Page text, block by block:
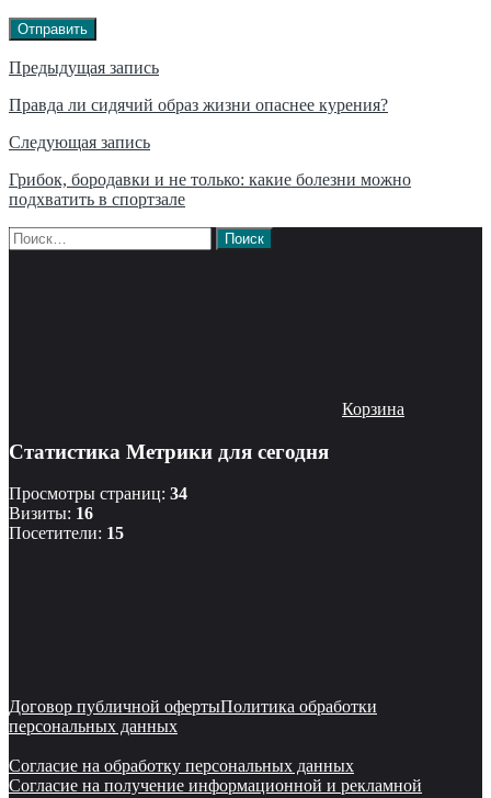
Отправить
Навигация
по
записям
Предыдущая запись
Правда ли сидячий образ жизни опаснее курения?
Следующая запись
Грибок, бородавки и не только: какие болезни можно
подхватить в спортзале
Найти:
Корзина
Статистика Метрики для сегодня
Просмотры страниц: 34
Визиты: 16
Посетители: 15
Договор публичной офертыПолитика обработки
персональных данных
Согласие на обработку персональных данных
Согласие на получение информационной и рекламной